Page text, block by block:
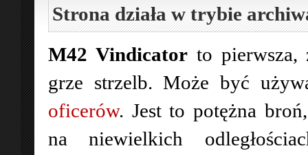
Strona działa w trybie
M42 Vindicatorto pierwsza,
grze strzelb. Może być
oficerów. Jest to potężna
na niewielkich